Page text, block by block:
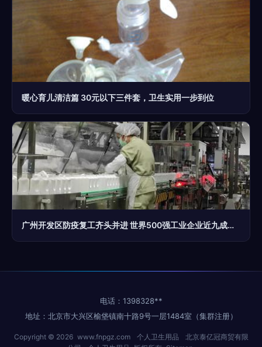
暖心育儿清洁篇 30元以下三件套，卫生实用一步到位
广州开发区防疫复工齐头并进 世界500强工业企业近九成复产，个人卫生用品供应充足
电话：1398328**
地址：北京市大兴区榆垡镇南十路9号一层1484室（集群注册）
Copyright © 2026 www.fnpgz.com 个人卫生用品
北京泰亿冠商贸有限